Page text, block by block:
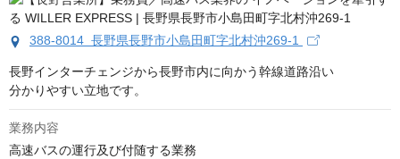
388-8014 長野県長野市小島田町字北村沖269-1
長野インターチェンジから長野市内に向かう幹線道路沿い
分かりやすい立地です。
業務内容
高速バスの運行及び付随する業務